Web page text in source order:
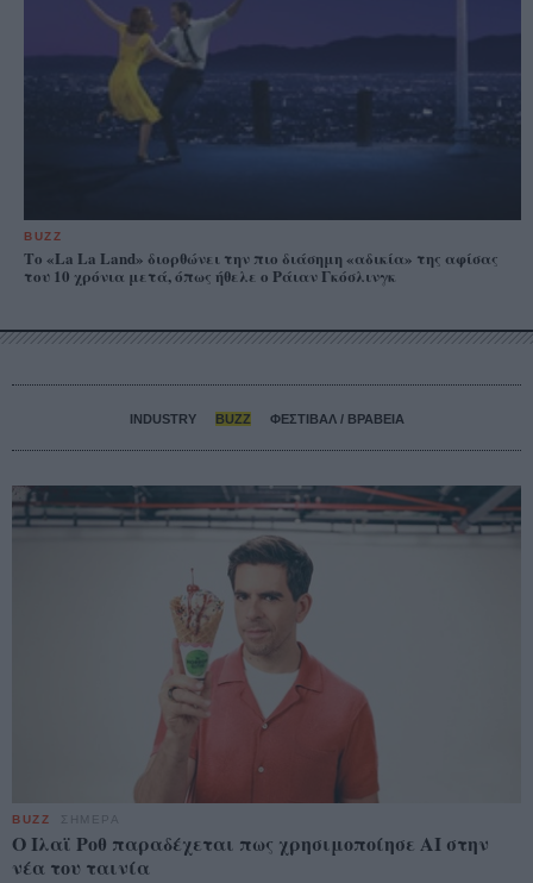
BUZZ
Το «La La Land» διορθώνει την πιο διάσημη «αδικία» της αφίσας
του 10 χρόνια μετά, όπως ήθελε ο Ράιαν Γκόσλινγκ
INDUSTRY BUZZ ΦΕΣΤΙΒΑΛ / ΒΡΑΒΕΙΑ
BUZZ ΣΗΜΕΡΑ
Ο Ιλαϊ Ροθ παραδέχεται πως χρησιμοποίησε AI στην
νέα του ταινία